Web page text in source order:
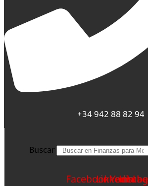
+34 942 88 82 94
Buscar
FacebookLinkedin
Youtube